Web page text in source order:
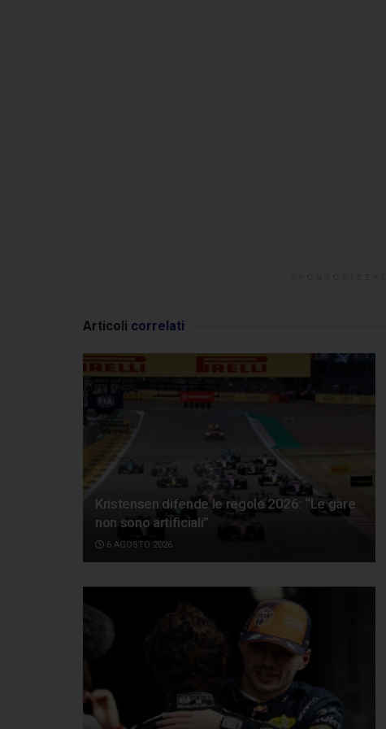
Articoli correlati
Kristensen difende le regole 2026: “Le gare
non sono artificiali”
6 AGOSTO 2026